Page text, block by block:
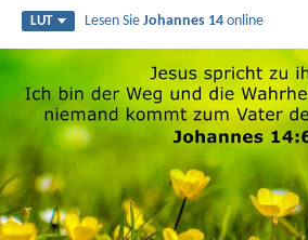
LUT Lesen SieJohannes 14 online